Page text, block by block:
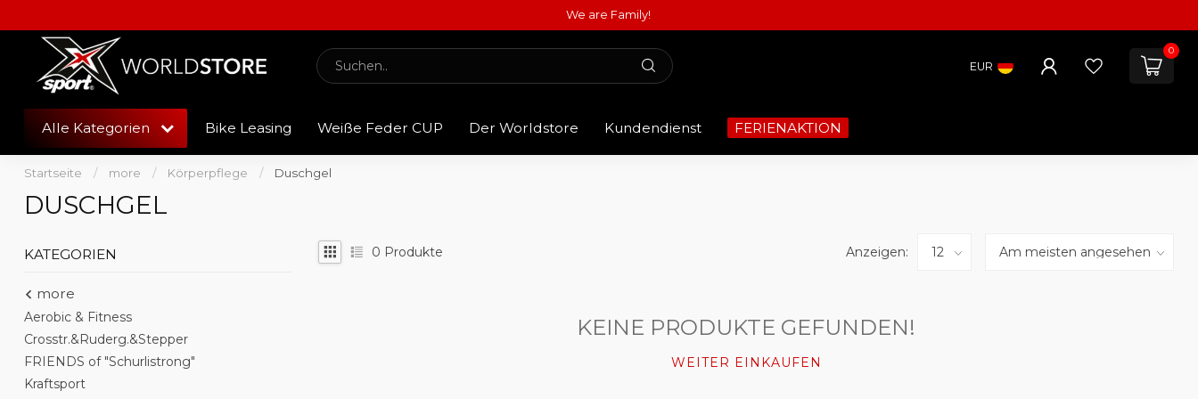
We are Family!
EUR
0
Alle Kategorien Bike Leasing Weiße Feder CUP Der Worldstore Kundendienst FERIENAKTION
Startseite / more / Körperpflege / Duschgel
DUSCHGEL
KATEGORIEN
more
Aerobic & Fitness
Crosstr.&Ruderg.&Stepper
FRIENDS of "Schurlistrong"
Kraftsport
0 Produkte Anzeigen:
KEINE PRODUKTE GEFUNDEN!
WEITER EINKAUFEN